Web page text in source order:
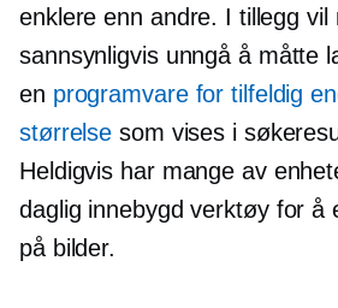
enklere enn andre. I tillegg vil
sannsynligvis unngå å måtte
en programvare for tilfeldig
størrelse som vises i
Heldigvis har mange av
daglig innebygd verktøy for å
på bilder.